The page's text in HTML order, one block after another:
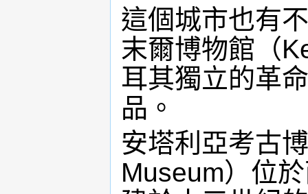
這個城市也有
末爾博物館（
耳其獨立的革
品。
安塔利亞考古
Museum）位